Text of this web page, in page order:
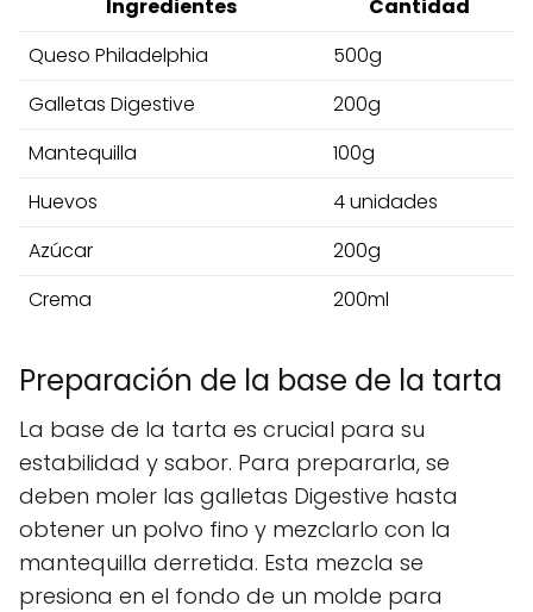
Ingredientes
Cantidad
Queso Philadelphia
500g
Galletas Digestive
200g
Mantequilla
100g
Huevos
4 unidades
Azúcar
200g
Crema
200ml
Preparación de la base de la tarta
La base de la tarta es crucial para su
estabilidad y sabor. Para prepararla, se
deben moler las galletas Digestive hasta
obtener un polvo fino y mezclarlo con la
mantequilla derretida. Esta mezcla se
presiona en el fondo de un molde para